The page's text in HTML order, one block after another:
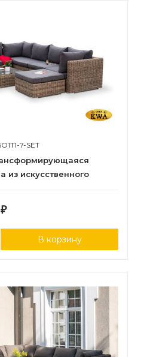
7-SET
из искусственного
₽
В корзину